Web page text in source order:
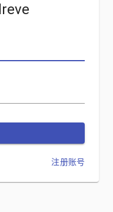
注册账号